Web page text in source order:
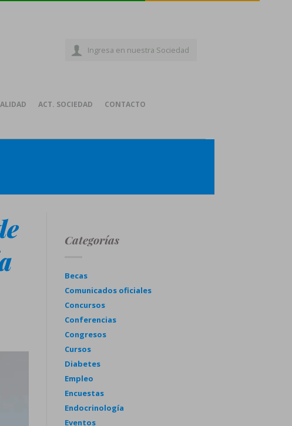
Ingresa en nuestra Sociedad
ACT. SOCIEDAD CONTACTO
Categorías
Becas
Comunicados oficiales
Concursos
Conferencias
Congresos
Cursos
Diabetes
Empleo
Encuestas
Endocrinología
Eventos